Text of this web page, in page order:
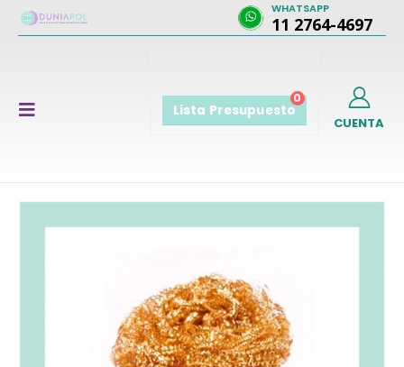
WHATSAPP
11 2764-4697
0
Lista Presupuesto
CUENTA